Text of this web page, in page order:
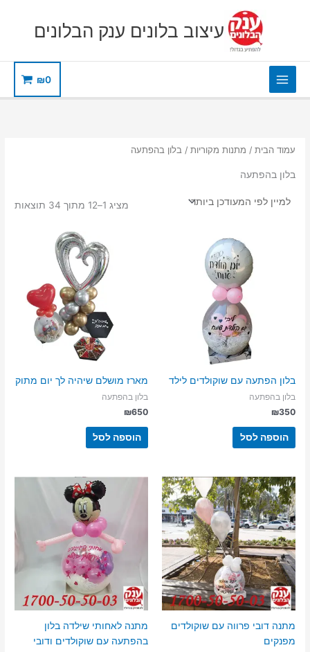
עיצוב בלונים ענק הבלונים
₪0
עמוד הבית / מתנות מקוריות / בלון בהפתעה
בלון בהפתעה
מציג 1–12 מתוך 34 תוצאות
בלון הפתעה עם שוקולדים לילד
בלון בהפתעה
₪350
הוספה לסל
מארז מושלם שיהיה לך יום מתוק
בלון בהפתעה
₪650
הוספה לסל
מתנה דובי פרווה עם שוקולדים
מפנקים
מתנה לאחותי שילדה בלון
בהפתעה עם שוקולדים ודובי